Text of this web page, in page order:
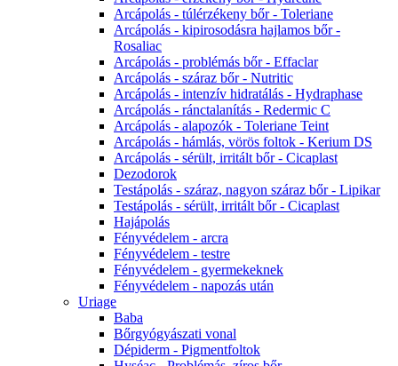
Arcápolás - túlérzékeny bőr - Toleriane
Arcápolás - kipirosodásra hajlamos bőr -
Rosaliac
Arcápolás - problémás bőr - Effaclar
Arcápolás - száraz bőr - Nutritic
Arcápolás - intenzív hidratálás - Hydraphase
Arcápolás - ránctalanítás - Redermic C
Arcápolás - alapozók - Toleriane Teint
Arcápolás - hámlás, vörös foltok - Kerium DS
Arcápolás - sérült, irritált bőr - Cicaplast
Dezodorok
Testápolás - száraz, nagyon száraz bőr - Lipikar
Testápolás - sérült, irritált bőr - Cicaplast
Hajápolás
Fényvédelem - arcra
Fényvédelem - testre
Fényvédelem - gyermekeknek
Fényvédelem - napozás után
Uriage
Baba
Bőrgyógyászati vonal
Dépiderm - Pigmentfoltok